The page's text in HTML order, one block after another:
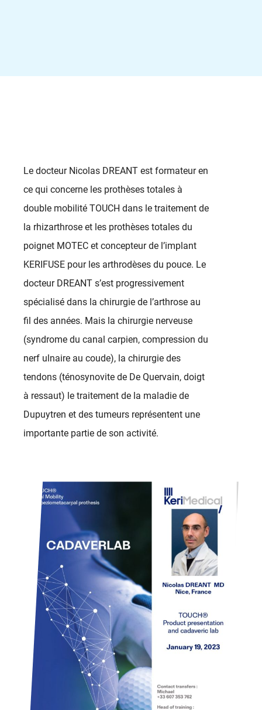
Le docteur Nicolas DREANT est formateur en
ce qui concerne les prothèses totales à
double mobilité TOUCH dans le traitement de
la rhizarthrose et les prothèses totales du
poignet MOTEC et concepteur de l’implant
KERIFUSE pour les arthrodèses du pouce. Le
docteur DREANT s’est progressivement
spécialisé dans la chirurgie de l’arthrose au
fil des années. Mais la chirurgie nerveuse
(syndrome du canal carpien, compression du
nerf ulnaire au coude), la chirurgie des
tendons (ténosynovite de De Quervain, doigt
à ressaut) le traitement de la maladie de
Dupuytren et des tumeurs représentent une
importante partie de son activité.